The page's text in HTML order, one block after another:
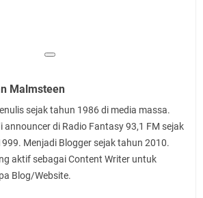
Malmsteen
sejak tahun 1986 di media massa.
announcer di Radio Fantasy 93,1 FM sejak
Menjadi Blogger sejak tahun 2010.
aktif sebagai Content Writer untuk
Blog/Website.